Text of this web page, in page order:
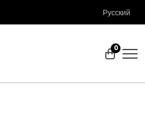
Русский
0